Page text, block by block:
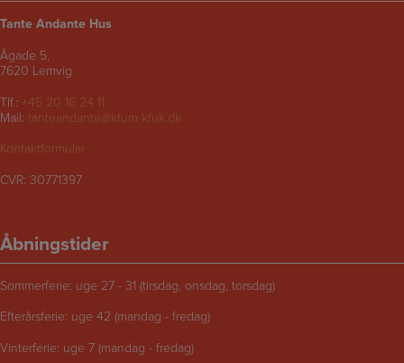
Tante Andante Hus
Ågade 5,
7620 Lemvig
Tlf.: +45 20 16 24 11
Mail: tanteandante@kfum-kfuk.dk
Kontaktformular
CVR: 30771397
Åbningstider
Sommerferie: uge 27 - 31 (tirsdag, onsdag, torsdag)
Efterårsferie: uge 42 (mandag - fredag)
Vinterferie: uge 7 (mandag - fredag)